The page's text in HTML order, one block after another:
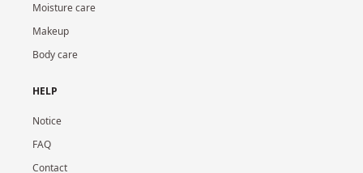
Moisture care
Makeup
Body care
HELP
Notice
FAQ
Contact